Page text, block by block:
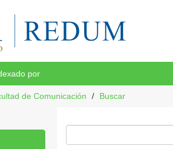
por
de Comunicación Buscar